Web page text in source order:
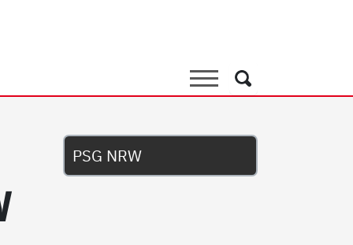
Suche
Suche
Untermenü
PSG NRW